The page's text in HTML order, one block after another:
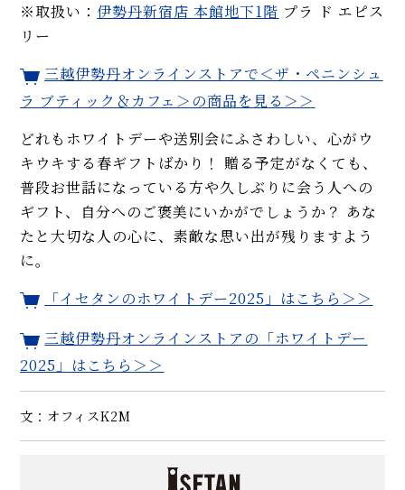
※取扱い： 伊勢丹新宿店本館地下1階 プラ ド エピス
リー
三越伊勢丹オンラインストアで＜ザ・ペニンシュ
ラ ブティック＆カフェ＞の商品を見る＞＞
どれもホワイトデーや送別会にふさわしい、心がウ
キウキする春ギフトばかり！ 贈る予定がなくても、
普段お世話になっている方や久しぶりに会う人への
ギフト、自分へのご褒美にいかがでしょうか？ あな
たと大切な人の心に、素敵な思い出が残りますよう
に。
「イセタンのホワイトデー2025」はこちら＞＞
三越伊勢丹オンラインストアの「ホワイトデー
2025」はこちら＞＞
文：オフィスK2M